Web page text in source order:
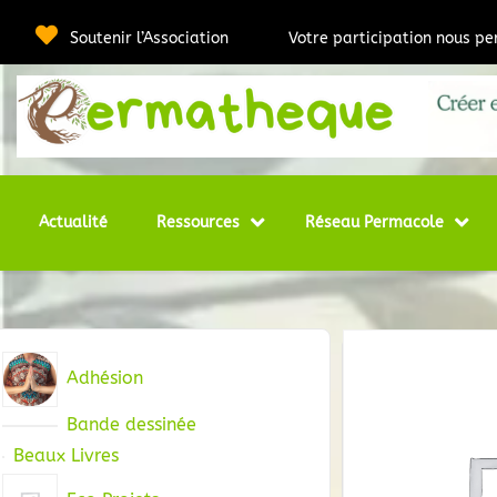
Soutenir l’Association Votre participation nous
Actualité Ressources Réseau Permacole
Adhésion
Bande dessinée
Beaux Livres